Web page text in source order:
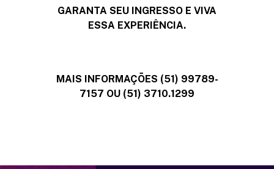
GARANTA SEU INGRESSO E VIVA
ESSA EXPERIÊNCIA.
MAIS INFORMAÇÕES (51) 99789-
7157 OU (51) 3710.1299